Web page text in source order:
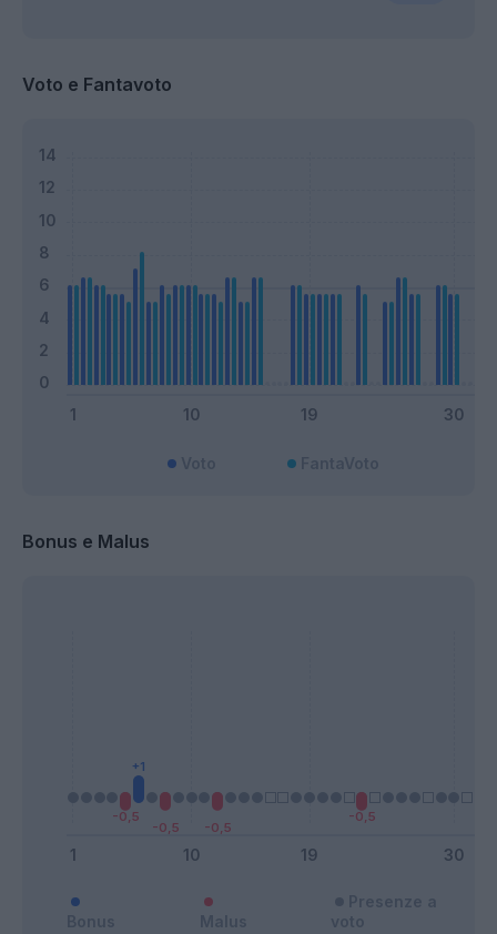
Voto e Fantavoto
Bonus e Malus